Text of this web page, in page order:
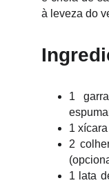
à leveza do
1
1
2
1 lata